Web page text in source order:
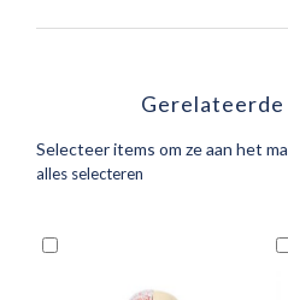
Selecteer items om ze aan het
alles selecteren